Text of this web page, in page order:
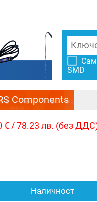
SMD
Components
€ / 78.23 лв. (без
Наличност